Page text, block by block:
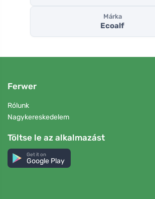
Márka
Ecoalf
Ferwer
Rólunk
Nagykereskedelem
Töltse le az alkalmazást
Get it on
Google Play